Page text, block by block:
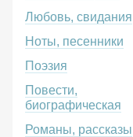
Любовь, свидания
Ноты, песенники
Поэзия
Повести,
биографическая
Романы, рассказы